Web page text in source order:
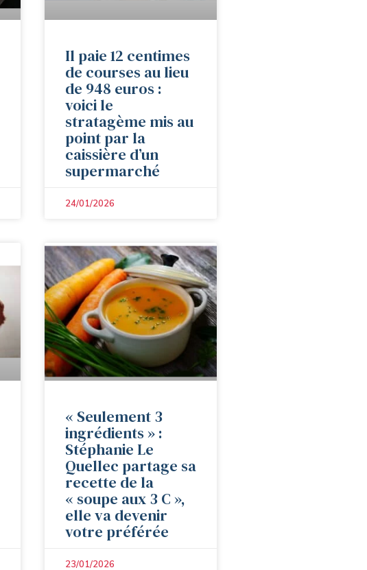
Il paie 12 centimes
de courses au lieu
de 948 euros :
voici le
stratagème mis au
point par la
caissière d’un
supermarché
24/01/2026
« Seulement 3
ingrédients » :
Stéphanie Le
Quellec partage sa
recette de la
« soupe aux 3 C »,
elle va devenir
votre préférée
23/01/2026